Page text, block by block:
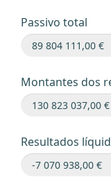
Passivo total
Montantes dos
Resultados